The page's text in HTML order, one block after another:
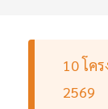
10 โค
2569